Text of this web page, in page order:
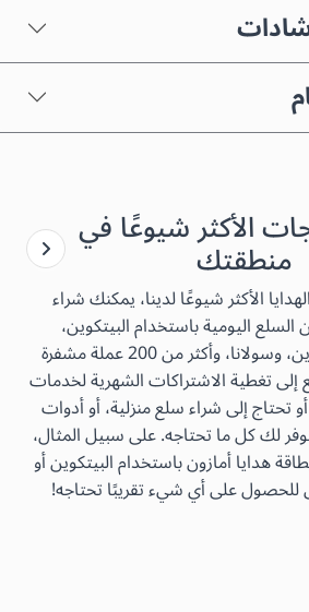
الأكثر شيوعًا في
منطقتك
الأكثر شيوعًا لدينا، يمكنك شراء
اليومية باستخدام البيتكوين،
والإيثيريوم، واللايتكوين، وسولانا، وأكثر من 200 عملة مشفرة
تغطية الاشتراكات الشهرية لخدمات
تحتاج إلى شراء سلع منزلية، أو أدوات
لك كل ما تحتاجه. على سبيل المثال،
هدايا أمازون باستخدام البيتكوين أو
على أي شيء تقريبًا تحتاجه!